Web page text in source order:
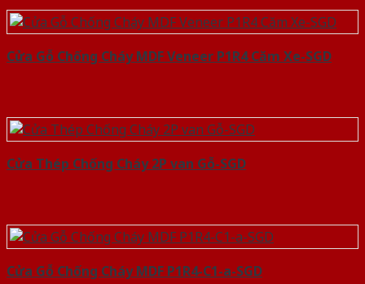
Cửa Gỗ Chống Cháy MDF Veneer P1R4 Căm Xe-SGD
Cửa Thép Chống Cháy 2P van Gỗ-SGD
Cửa Gỗ Chống Cháy MDF P1R4-C1-a-SGD